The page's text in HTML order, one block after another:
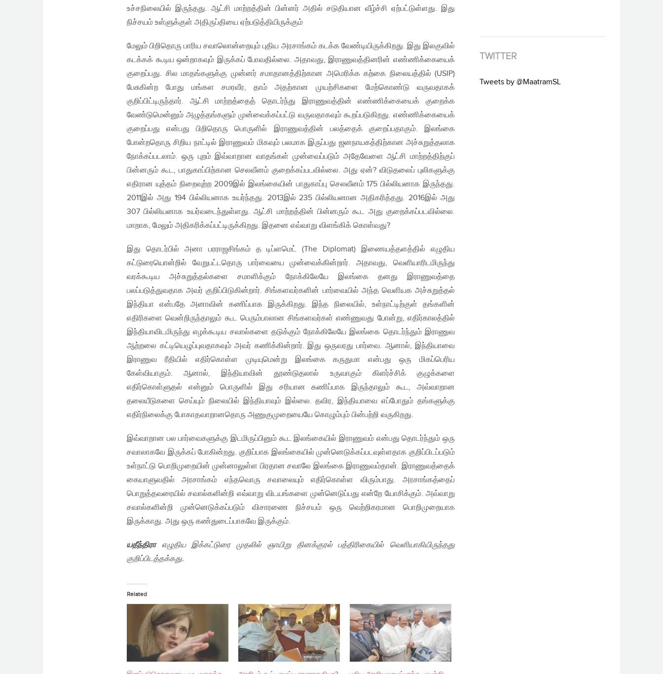
உச்சநிலையில் இருந்தது. ஆட்சி மாற்றத்தின் பின்னர் அதில் சடுதியான வீழ்ச்சி ஏற்பட்டுள்ளது. இது
நிச்சயம் உள்ளுக்குள் அதிருப்தியை ஏற்படுத்தியிருக்கும்
மேலும் பிறிதொரு பாரிய சவாலொன்றையும் புதிய அரசாங்கம் கடக்க வேண்டியிருக்கிறது. இது இலகுவில்
கடக்கக் கூடிய ஒன்றாகவும் இருக்கப் போவதில்லை. அதாவது, இராணுவத்தினரின் எண்ணிக்கையைக்
குறைப்பது. சில மாதங்களுக்கு முன்னர் சமாதானத்திற்கான அமெரிக்க கற்கை நிலையத்தில் (USIP)
பேசுகின்ற போது மங்கள சமரவீர, தாம் அதற்கான முயற்சிகளை மேற்கொண்டு வருவதாகக்
குறிப்பிட்டிருந்தார். ஆட்சி மாற்றத்தைத் தொடர்ந்து இராணுவத்தின் எண்ணிக்கையைக் குறைக்க
வேண்டுமென்னும் அழுத்தங்களும் முன்வைக்கப்பட்டு வருவதாகவும் கூறப்படுகிறது. எண்ணிக்கையைக்
குறைப்பது என்பது பிறிதொரு பொருளில் இராணுவத்தின் பலத்தைக் குறைப்பதாகும். இலங்கை
போன்றதொரு சிறிய நாட்டில் இராணுவம் மிகவும் பலமாக இருப்பது ஜனநாயகத்திற்கான அச்சுறுத்தலாக
நோக்கப்படலாம். ஒரு புறம் இவ்வாறான வாதங்கள் முன்வைப்படும் அதேவேளை ஆட்சி மாற்றத்திற்குப்
பின்னரும் கூட, பாதுகாப்பிற்கான செலவீனம் குறைக்கப்படவில்லை. அது ஏன்? விடுதலைப் புலிகளுக்கு
எதிரான யுத்தம் நிறைவுற்ற 2009இல் இலங்கையின் பாதுகாப்பு செலவீனம் 175 பில்லியனாக இருந்தது.
2011இல் அது 194 பில்லியனாக உயர்ந்தது. 2013இல் 235 பில்லியனான அதிகரித்தது. 2016இல் அது
307 பில்லியனாக உயர்வடைந்துள்ளது. ஆட்சி மாற்றத்தின் பின்னரும் கூட அது குறைக்கப்படவில்லை.
மாறாக, மேலும் அதிகரிக்கப்பட்டிருக்கிறது. இதனை எவ்வாறு விளங்கிக் கொள்வது?
இது தொடர்பில் அனா பரராஜசிங்கம் த டிப்ளமெட் (The Diplomat) இணையத்தளத்தில் எழுதிய
கட்டுரையொன்றில் வேறுபட்டதொரு பார்வையை முன்வைக்கின்றார். அதாவது, வெளியாரிடமிருந்து
வரக்கூடிய அச்சுறுத்தல்களை சமாளிக்கும் நோக்கிலேயே இலங்கை தனது இராணுவத்தை
பலப்படுத்துவதாக அவர் குறிப்பிடுகின்றார். சிங்களவர்களின் பார்வையில் அந்த வெளியக அச்சுறுத்தல்
இந்தியா என்பதே அனாவின் கணிப்பாக இருக்கிறது. இந்த நிலையில், உள்நாட்டிற்குள் தங்களின்
எதிரிகளை வென்றிருந்தாலும் கூட பெரும்பாலான சிங்களவர்கள் எண்ணுவது போன்று, எதிர்காலத்தில்
இந்தியாவிடமிருந்து எழக்கூடிய சவால்களை தடுக்கும் நோக்கிலேயே இலங்கை தொடர்ந்தும் இராணுவ
ஆற்றலை கட்டியெழுப்புவதாகவும் அவர் கணிக்கின்றார். இது ஒருவரது பார்வை. ஆனால், இந்தியாவை
இராணுவ ரீதியில் எதிர்கொள்ள முடியுமென்று இலங்கை கருதுமா என்பது ஒரு மிகப்பெரிய
கேள்வியாகும். ஆனால், இந்தியாவின் தூண்டுதலால் உருவாகும் கிளர்ச்சிக் குழுக்களை
எதிர்கொள்ளுதல் என்னும் பொருளில் இது சரியான கணிப்பாக இருந்தாலும் கூட, அவ்வாறான
தலையீடுகளை செய்யும் நிலையில் இந்தியாவும் இல்லை. தவிர, இந்தியாவை எப்போதும் தங்களுக்கு
எதிர்நிலைக்கு போகாதவாறானதொரு அணுகுமுறையையே கொழும்பும் பின்பற்றி வருகிறது.
இவ்வாறான பல பார்வைகளுக்கு இடமிருப்பினும் கூட இலங்கையில் இராணுவம் என்பது தொடர்ந்தும் ஒரு
சவாலாகவே இருக்கப் போகின்றது. குறிப்பாக இலங்கையில் முன்னெடுக்கப்படவுள்ளதாக குறிப்பிடப்படும்
உள்நாட்டு பொறிமுறையின் முன்னாலுள்ள பிரதான சவாலே இலங்கை இராணுவம்தான். இராணுவத்தைக்
கையாளுவதில் அரசாங்கம் எந்தவொரு சவாலையும் எதிர்கொள்ள விரும்பாது. அரசாங்கத்தைப்
பொறுத்தவரையில் சவால்களின்றி எவ்வாறு விடயங்களை முன்னெடுப்பது என்றே யோசிக்கும். அவ்வாறு
சவால்களின்றி முன்னெடுக்கப்படும் விசாரணை நிச்சயம் ஒரு வெற்றிகரமான பொறிமுறையாக
இருக்காது. அது ஒரு கண்துடைப்பாகவே இருக்கும்.
யதீந்திராஎழுதிய இக்கட்டுரை முதலில் ஞாயிறு தினக்குரல் பத்திரிகையில் வெளியாகியிருந்தது
குறிப்பிடத்தக்கது.
Related
TWITTER
Tweets by @MaatramSL